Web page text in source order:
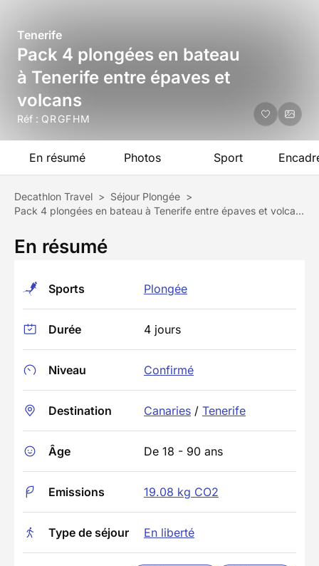
Tenerife
Pack 4 plongées en bateau
à Tenerife entre épaves et
volcans
Réf : QRGFHM
En résumé Photos Sport
Decathlon Travel > Séjour Plongée >
Pack 4 plongées en bateau à Tenerife entre épaves et volcans
En résumé
Sports Plongée
Durée 4 jours
Niveau Confirmé
Destination Canaries / Tenerife
Âge De 18 - 90 ans
Emissions 19.08 kg CO2
Type de séjour En liberté